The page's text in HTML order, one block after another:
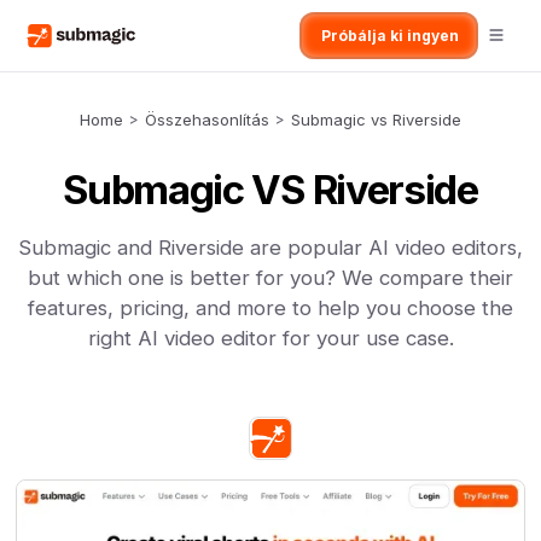
Próbálja ki ingyen
Home > Összehasonlítás > Submagic vs Riverside
Submagic VS Riverside
Submagic and Riverside are popular AI video editors,
but which one is better for you? We compare their
features, pricing, and more to help you choose the
right AI video editor for your use case.